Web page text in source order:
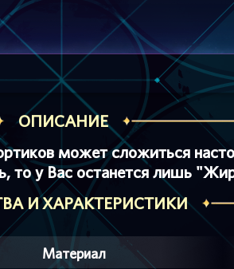
ОПИСАНИЕ
может сложиться
то у Вас останется лишь
И ХАРАКТЕРИСТИКИ
Матеpиал